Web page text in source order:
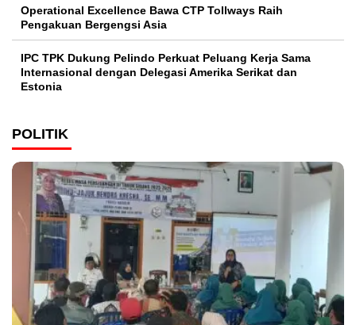
Operational Excellence Bawa CTP Tollways Raih
Pengakuan Bergengsi Asia
IPC TPK Dukung Pelindo Perkuat Peluang Kerja Sama
Internasional dengan Delegasi Amerika Serikat dan
Estonia
POLITIK